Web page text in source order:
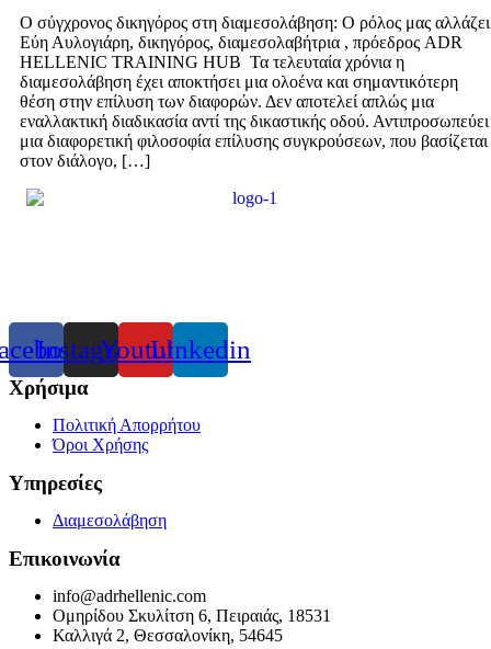
Ο σύγχρονος δικηγόρος στη διαμεσολάβηση: Ο ρόλος μας αλλάζει
Εύη Αυλογιάρη, δικηγόρος, διαμεσολαβήτρια , πρόεδρος ADR
HELLENIC TRAINING HUB Τα τελευταία χρόνια η
διαμεσολάβηση έχει αποκτήσει μια ολοένα και σημαντικότερη
θέση στην επίλυση των διαφορών. Δεν αποτελεί απλώς μια
εναλλακτική διαδικασία αντί της δικαστικής οδού. Αντιπροσωπεύει
μια διαφορετική φιλοσοφία επίλυσης συγκρούσεων, που βασίζεται
στον διάλογο, […]
InstagramYoutubeLinkedin
Χρήσιμα
Πολιτική Απορρήτου
Όροι Χρήσης
Υπηρεσίες
Διαμεσολάβηση
Επικοινωνία
info@adrhellenic.com
Ομηρίδου Σκυλίτση 6, Πειραιάς, 18531
Καλλιγά 2, Θεσσαλονίκη, 54645